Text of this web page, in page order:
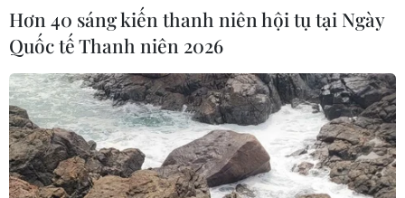
Hơn 40 sáng kiến thanh niên hội tụ tại Ngày
Quốc tế Thanh niên 2026